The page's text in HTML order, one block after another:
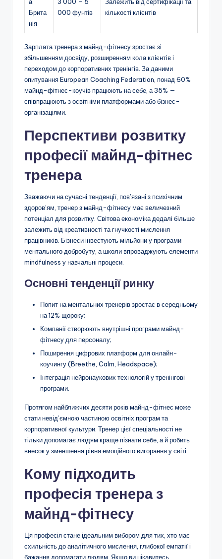
Брита
нія
000 фунтів
кількості клієнтів
Зарплата тренера з майнд-фітнесу зростає зі
збільшенням досвіду, розширенням кола клієнтів і
переходом до корпоративних тренінгів. За даними
опитування European Coaching Federation, понад 60%
майнд-фітнес-коучів працюють на себе, а 35% —
співпрацюють з освітніми платформами або бізнес-
організаціями.
Перспективи розвитку
професії майнд-фітнес
тренера
Зважаючи на сучасні тенденції, пов’язані з психічним
здоров’ям, тренер з майнд-фітнесу має величезний
потенціал для розвитку. Світова економіка дедалі більше
залежить від креативності та гнучкості мислення
працівників. Бізнеси інвестують мільйони у програми
ментального добробуту, а школи впроваджують елементи
mindfulness у навчальні процеси.
Основні тенденції ринку
Попит на ментальних тренерів зростає в середньому
на 12% щороку;
Компанії створюють внутрішні програми майнд-
фітнесу для персоналу;
Поширення цифрових платформ для онлайн-
коучингу (Breethe, Calm, Headspace);
Інтеграція нейронаукових технологій у тренінгові
програми.
Протягом найближчих десяти років майнд-фітнес може
стати невід’ємною частиною освітніх програм та
корпоративної культури. Тренер цієї спеціальності не
тільки допомагає людям краще пізнати себе, а й робить
внесок у зменшення рівня емоційного вигорання у світі.
Кому підходить
професія тренера з
майнд-фітнесу
Ця професія стане ідеальним вибором для тих, хто має
схильність до аналітичного мислення, глибокої емпатії і
бажання допомагати людям. Якщо ви цікавитесь